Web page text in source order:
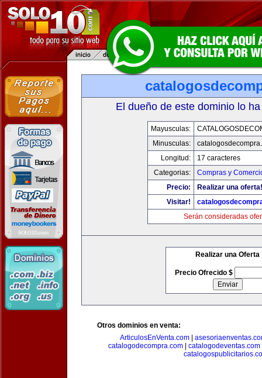
El dueño de este dominio lo
Mayusculas:
Minusculas:
Longitud:
17 caracteres
Categorias:
Compras y
Precio:
Realizar una oferta!
Visitar!
Serán consideradas
Realizar una Oferta
Precio Ofrecido $
Otros dominios en venta:
ArticulosEnVenta.com|
catalogodecompra.com| catalogodeventas.com